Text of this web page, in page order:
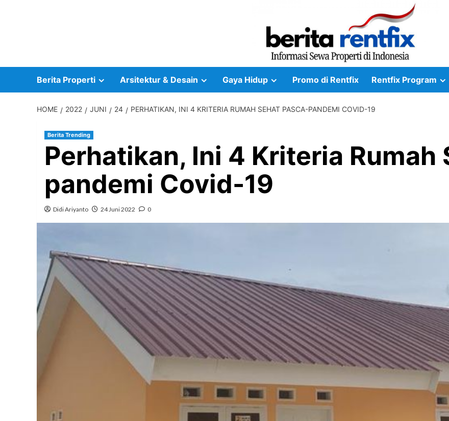
Berita Properti Arsitektur & Desain Gaya Hidup Promo di Rentfix Rentfix Program
HOME 2022 JUNI 24 PERHATIKAN, INI 4 KRITERIA RUMAH SEHAT PASCA-PANDEMI COVID-19
Berita Trending
Perhatikan, Ini 4 Kriteria Rumah
pandemi Covid-19
Didi Ariyanto 24 Juni 2022 0